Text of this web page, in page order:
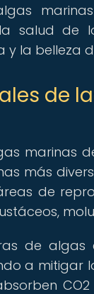
salud de
y la belleza
de
marinas
más
de
de
a mitigar